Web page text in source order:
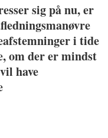
sig på nu, er
i tide
om der er mindst
have